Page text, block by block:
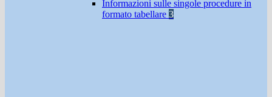
Informazioni sulle singole procedure in
formato tabellare 3